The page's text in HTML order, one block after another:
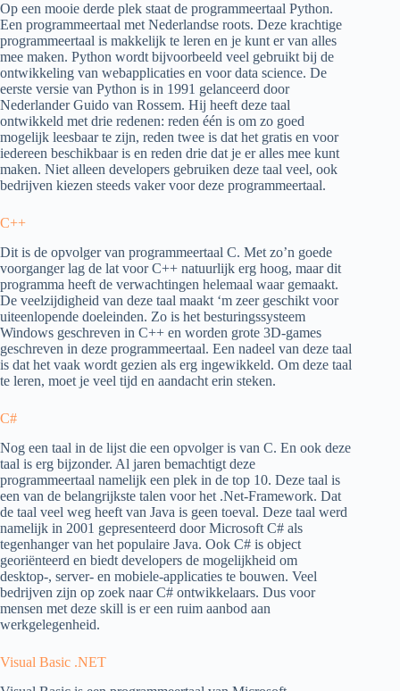
Op een mooie derde plek staat de programmeertaal Python.
Een programmeertaal met Nederlandse roots. Deze krachtige
programmeertaal is makkelijk te leren en je kunt er van alles
mee maken. Python wordt bijvoorbeeld veel gebruikt bij de
ontwikkeling van webapplicaties en voor data science. De
eerste versie van Python is in 1991 gelanceerd door
Nederlander Guido van Rossem. Hij heeft deze taal
ontwikkeld met drie redenen: reden één is om zo goed
mogelijk leesbaar te zijn, reden twee is dat het gratis en voor
iedereen beschikbaar is en reden drie dat je er alles mee kunt
maken. Niet alleen developers gebruiken deze taal veel, ook
bedrijven kiezen steeds vaker voor deze programmeertaal.
C++
Dit is de opvolger van programmeertaal C. Met zo’n goede
voorganger lag de lat voor C++ natuurlijk erg hoog, maar dit
programma heeft de verwachtingen helemaal waar gemaakt.
De veelzijdigheid van deze taal maakt ‘m zeer geschikt voor
uiteenlopende doeleinden. Zo is het besturingssysteem
Windows geschreven in C++ en worden grote 3D-games
geschreven in deze programmeertaal. Een nadeel van deze taal
is dat het vaak wordt gezien als erg ingewikkeld. Om deze taal
te leren, moet je veel tijd en aandacht erin steken.
C#
Nog een taal in de lijst die een opvolger is van C. En ook deze
taal is erg bijzonder. Al jaren bemachtigt deze
programmeertaal namelijk een plek in de top 10. Deze taal is
een van de belangrijkste talen voor het .Net-Framework. Dat
de taal veel weg heeft van Java is geen toeval. Deze taal werd
namelijk in 2001 gepresenteerd door Microsoft C# als
tegenhanger van het populaire Java. Ook C# is object
georiënteerd en biedt developers de mogelijkheid om
desktop-, server- en mobiele-applicaties te bouwen. Veel
bedrijven zijn op zoek naar C# ontwikkelaars. Dus voor
mensen met deze skill is er een ruim aanbod aan
werkgelegenheid.
Visual Basic .NET